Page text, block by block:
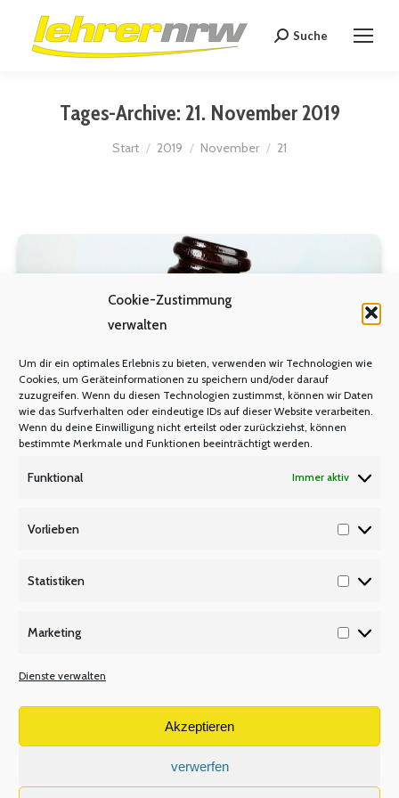
Cookie-Zustimmung
verwalten
Um dir ein optimales Erlebnis zu bieten, verwenden wir Technologien wie
Cookies, um Geräteinformationen zu speichern und/oder darauf
zuzugreifen. Wenn du diesen Technologien zustimmst, können wir Daten
wie das Surfverhalten oder eindeutige IDs auf dieser Website verarbeiten.
Wenn du deine Einwilligung nicht erteilst oder zurückziehst, können
bestimmte Merkmale und Funktionen beeinträchtigt werden.
Funktional Immer aktiv
Vorlieben
Statistiken
Marketing
Dienste verwalten
Akzeptieren
verwerfen
Search:
Suche
Tages-Archive: 21. November 2019
Sie befinden sich hier:
Start 2019 November 21
Das Problem nicht bei der Wurzel
PRESSEMITTEILUNGEN
Vonadmin
nrw sieht 350-Euro-Zulage für Neueinstellungen
Gebauer vorgestellte Maßnahmenpaket zur
Lehrergewinnung zeigt: Die Landesregierung hat
erkannt, dass sie Geld in die Hand nehmen muss,
um den Lehrerberuf attraktiver zu machen. 17
Millionen Euro stellt sie bis 2022 zur Verfügung, um